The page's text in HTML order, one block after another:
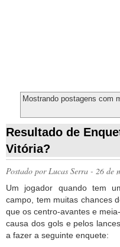
Mostrando postagens com
Resultado de
Vitória?
Postado porLucas Serra - 26 de
Um jogador quando tem
campo, tem muitas chances
que os centro-avantes e
causa dos gols e pelos
a fazer a seguinte enquete: